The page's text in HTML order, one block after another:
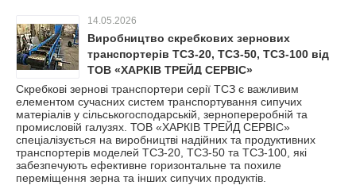
14.05.2026
Виробництво скребкових зернових
транспортерів ТСЗ-20, ТСЗ-50, ТСЗ-100 від
ТОВ «ХАРКІВ ТРЕЙД СЕРВІС»
Скребкові зернові транспортери серії ТСЗ є важливим
елементом сучасних систем транспортування сипучих
матеріалів у сільськогосподарській, зернопереробній та
промисловій галузях. ТОВ «ХАРКІВ ТРЕЙД СЕРВІС»
спеціалізується на виробництві надійних та продуктивних
транспортерів моделей ТСЗ-20, ТСЗ-50 та ТСЗ-100, які
забезпечують ефективне горизонтальне та похиле
переміщення зерна та інших сипучих продуктів.